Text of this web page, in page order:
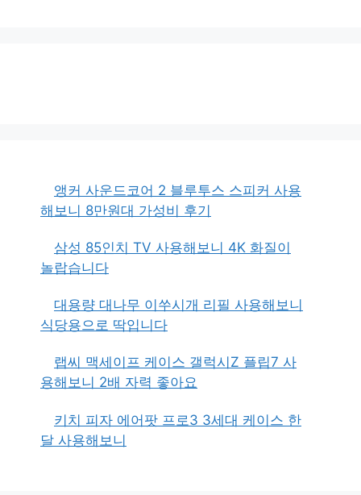
앵커 사운드코어 2 블루투스 스피커 사용
해보니 8만원대 가성비 후기
삼성 85인치 TV 사용해보니 4K 화질이
놀랍습니다
대용량 대나무 이쑤시개 리필 사용해보니
식당용으로 딱입니다
랩씨 맥세이프 케이스 갤럭시Z 플립7 사
용해보니 2배 자력 좋아요
키치 피자 에어팟 프로3 3세대 케이스 한
달 사용해보니